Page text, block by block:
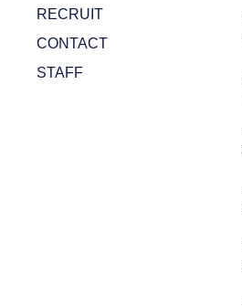
RECRUIT
CONTACT
STAFF